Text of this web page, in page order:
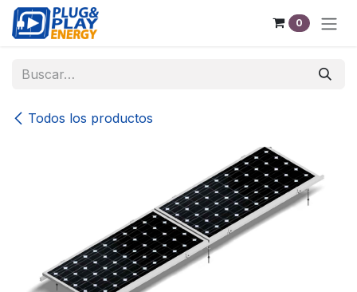
Ir al contenido
0
Todos los productos